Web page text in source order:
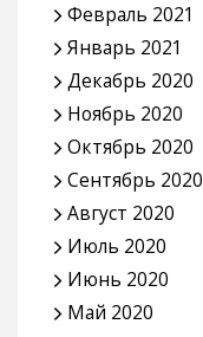
Февраль 2021
Январь 2021
Декабрь 2020
Ноябрь 2020
Октябрь 2020
Сентябрь 2020
Август 2020
Июль 2020
Июнь 2020
Май 2020